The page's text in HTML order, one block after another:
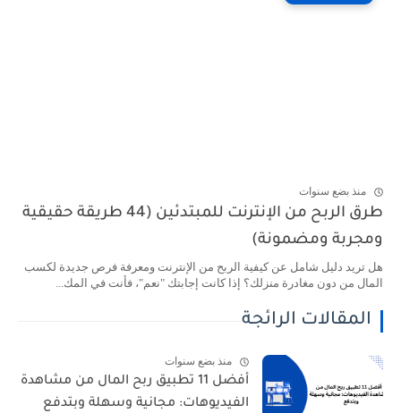
منذ بضع سنوات
طرق الربح من الإنترنت للمبتدئين (44 طريقة حقيقية
ومجربة ومضمونة)
هل تريد دليل شامل عن كيفية الربح من الإنترنت ومعرفة فرص جديدة لكسب
المال من دون مغادرة منزلك؟ إذا كانت إجابتك "نعم"، فأنت في المك...
المقالات الرائجة
منذ بضع سنوات
أفضل 11 تطبيق ربح المال من مشاهدة
الفيديوهات: مجانية وسهلة وبتدفع